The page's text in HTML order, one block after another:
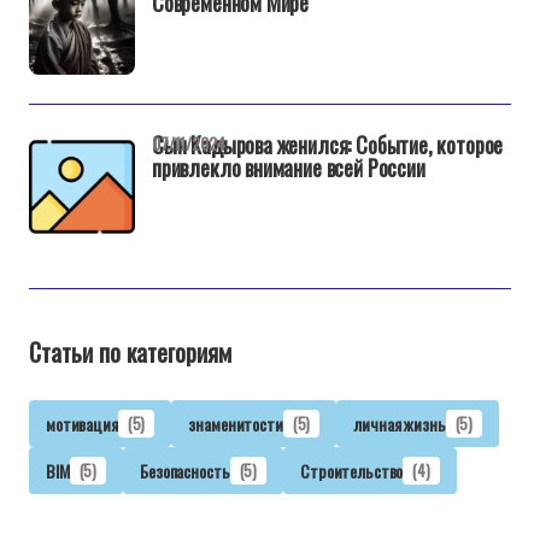
Сын Кадырова женился: Событие, которое
привлекло внимание всей России
07/11/2024
Статьи по категориям
мотивация (5) знаменитости (5) личная жизнь (5)
BIM (5) Безопасность (5) Строительство (4)